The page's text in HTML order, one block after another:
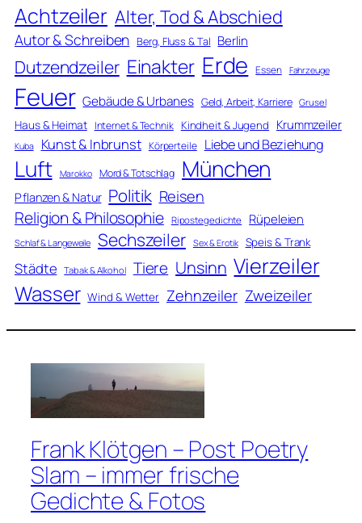
Achtzeiler Alter, Tod & Abschied
Autor & Schreiben Berg, Fluss & Tal Berlin
Dutzendzeiler Einakter Erde Essen Fahrzeuge
Feuer Gebäude & Urbanes Geld, Arbeit, Karriere Grusel
Haus & Heimat Internet & Technik Kindheit & Jugend Krummzeiler
Kuba Kunst & Inbrunst Körperteile Liebe und Beziehung
Luft Marokko Mord & Totschlag München
Pflanzen & Natur Politik Reisen
Religion & Philosophie Ripostegedichte Rüpeleien
Schlaf & Langeweile Sechszeiler Sex & Erotik Speis & Trank
Städte Tabak & Alkohol Tiere Unsinn Vierzeiler
Wasser Wind & Wetter Zehnzeiler Zweizeiler
Frank Klötgen – Post Poetry
Slam – immer frische
Gedichte & Fotos